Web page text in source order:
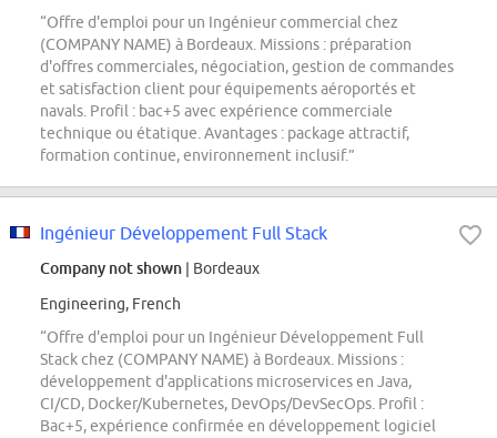
“Offre d'emploi pour un Ingénieur commercial chez
(COMPANY NAME) à Bordeaux. Missions : préparation
d'offres commerciales, négociation, gestion de commandes
et satisfaction client pour équipements aéroportés et
navals. Profil : bac+5 avec expérience commerciale
technique ou étatique. Avantages : package attractif,
formation continue, environnement inclusif.”
Ingénieur Développement Full Stack
Company not shown | Bordeaux
Engineering, French
“Offre d'emploi pour un Ingénieur Développement Full
Stack chez (COMPANY NAME) à Bordeaux. Missions :
développement d'applications microservices en Java,
CI/CD, Docker/Kubernetes, DevOps/DevSecOps. Profil :
Bac+5, expérience confirmée en développement logiciel